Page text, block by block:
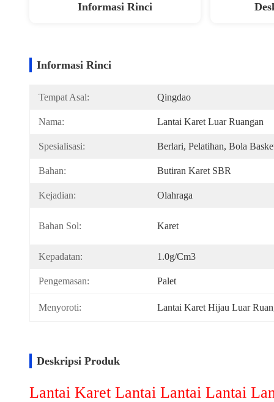
Informasi Rinci
Informasi Rinci
Tempat Asal: Qingdao
Nama: Lantai Karet Luar Ruangan
Spesialisasi: Berlari, Pelatihan, Bola
Bahan: Butiran Karet SBR
Kejadian: Olahraga
Bahan Sol: Karet
Kepadatan: 1.0g/cm3
Pengemasan: Palet
Menyoroti: Lantai Karet Hijau Luar
Deskripsi Produk
Lantai Karet Lantai Lantai Lantai